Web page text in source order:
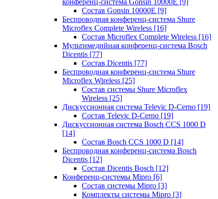
конференц-система Gonsin 10000E [9]
Состав Gonsin 10000E [9]
Беспроводная конференц-система Shure
Microflex Complete Wireless [16]
Состав Microflex Complete Wireless [16]
Мультимедийная конференц-система Bosch
Dicentis [77]
Состав Dicentis [77]
Беспроводная конференц-система Shure
Microflex Wireless [25]
Состав системы Shure Microflex
Wireless [25]
Дискуссионная система Televic D-Cerno [19]
Состав Televic D-Cerno [19]
Дискуссионная система Bosch CCS 1000 D
[14]
Состав Bosch CCS 1000 D [14]
Беспроводная конференц-система Bosch
Dicentis [12]
Состав Dicentis Bosch [12]
Конференц-системы Mipro [6]
Состав системы Mipro [3]
Комплекты системы Mipro [3]